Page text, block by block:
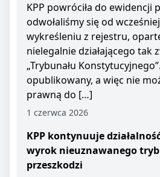
KPP powróciła do ewidencji
odwołaliśmy się od
wykreśleniu z rejestru,
nielegalnie działającego tak
„Trybunału
opublikowany, a więc nie
prawną do […]
1 czerwca 2026
KPP kontynuuje
wyrok nieuznawanego
przeszkodzi